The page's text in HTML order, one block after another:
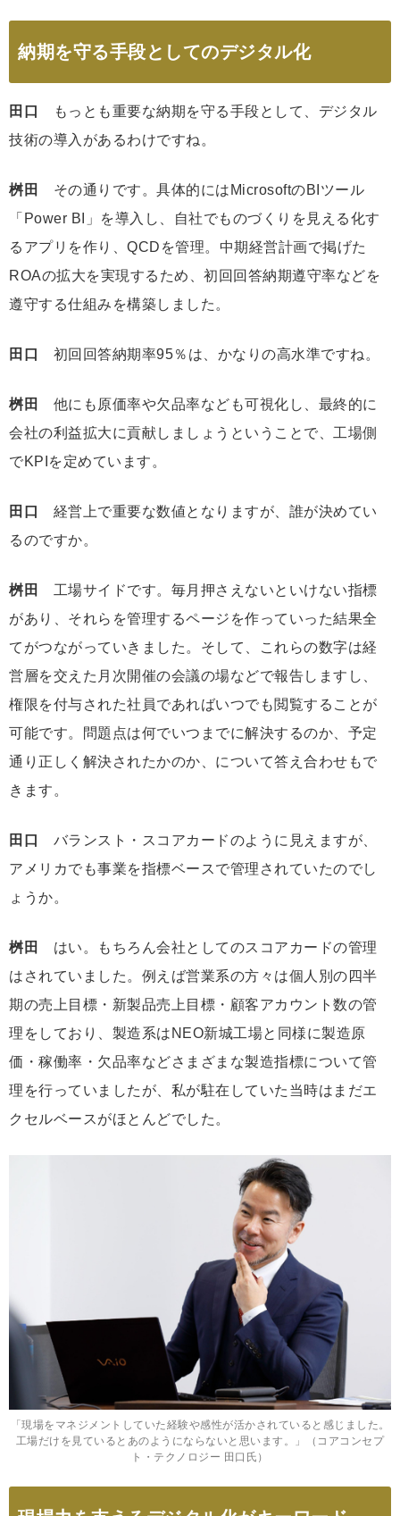
納期を守る手段としてのデジタル化
田口
もっとも重要な納期を守る手段として、デジタル
技術の導入があるわけですね。
桝田
その通りです。具体的にはMicrosoftのBIツール
「Power BI」を導入し、自社でものづくりを見える化す
るアプリを作り、QCDを管理。中期経営計画で掲げた
ROAの拡大を実現するため、初回回答納期遵守率などを
遵守する仕組みを構築しました。
田口 初回回答納期率95％は、かなりの高水準ですね。
桝田
他にも原価率や欠品率なども可視化し、最終的に
会社の利益拡大に貢献しましょうということで、工場側
でKPIを定めています。
田口
経営上で重要な数値となりますが、誰が決めてい
るのですか。
桝田
工場サイドです。毎月押さえないといけない指標
があり、それらを管理するページを作っていった結果全
てがつながっていきました。そして、これらの数字は経
営層を交えた月次開催の会議の場などで報告しますし、
権限を付与された社員であればいつでも閲覧することが
可能です。問題点は何でいつまでに解決するのか、予定
通り正しく解決されたかのか、について答え合わせもで
きます。
田口
バランスト・スコアカードのように見えますが、
アメリカでも事業を指標ベースで管理されていたのでし
ょうか。
桝田
はい。もちろん会社としてのスコアカードの管理
はされていました。例えば営業系の方々は個人別の四半
期の売上目標・新製品売上目標・顧客アカウント数の管
理をしており、製造系はNEO新城工場と同様に製造原
価・稼働率・欠品率などさまざまな製造指標について管
理を行っていましたが、私が駐在していた当時はまだエ
クセルベースがほとんどでした。
「現場をマネジメントしていた経験や感性が活かされていると感じました。
工場だけを見ているとあのようにならないと思います。」（コアコンセプ
ト・テクノロジー 田口氏）